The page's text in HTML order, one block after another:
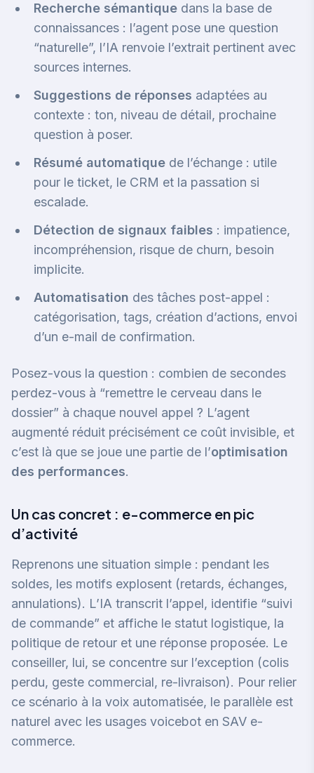
Recherche sémantique dans la base de
connaissances : l’agent pose une question
“naturelle”, l’IA renvoie l’extrait pertinent avec
sources internes.
Suggestions de réponses adaptées au
contexte : ton, niveau de détail, prochaine
question à poser.
Résumé automatique de l’échange : utile
pour le ticket, le CRM et la passation si
escalade.
Détection de signaux faibles : impatience,
incompréhension, risque de churn, besoin
implicite.
Automatisation des tâches post-appel :
catégorisation, tags, création d’actions, envoi
d’un e-mail de confirmation.
Posez-vous la question : combien de secondes
perdez-vous à “remettre le cerveau dans le
dossier” à chaque nouvel appel ? L’agent
augmenté réduit précisément ce coût invisible, et
c’est là que se joue une partie de l’optimisation
des performances.
Un cas concret : e-commerce en pic
d’activité
Reprenons une situation simple : pendant les
soldes, les motifs explosent (retards, échanges,
annulations). L’IA transcrit l’appel, identifie “suivi
de commande” et affiche le statut logistique, la
politique de retour et une réponse proposée. Le
conseiller, lui, se concentre sur l’exception (colis
perdu, geste commercial, re-livraison). Pour relier
ce scénario à la voix automatisée, le parallèle est
naturel avec les usages voicebot en SAV e-
commerce.